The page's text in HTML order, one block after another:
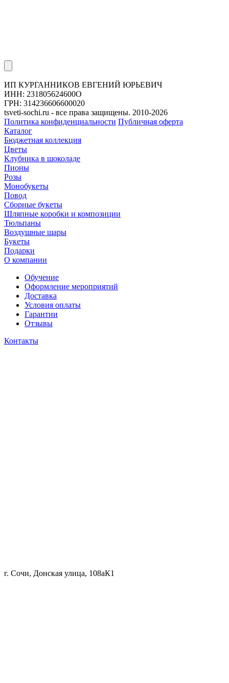
ИП КУРГАННИКОВ ЕВГЕНИЙ ЮРЬЕВИЧ
ИНН: 231805624600О
ГРН: 314236606600020
tsveti-sochi.ru - все права защищены. 2010-2026
Политика конфиденциальности Публичная оферта
Каталог
Бюджетная коллекция
Цветы
Клубника в шоколаде
Пионы
Розы
Монобукеты
Повод
Сборные букеты
Шляпные коробки и композиции
Тюльпаны
Воздушные шары
Букеты
Подарки
О компании
Обучение
Оформление мероприятий
Доставка
Условия оплаты
Гарантии
Отзывы
Контакты
г. Сочи, Донская улица, 108аК1